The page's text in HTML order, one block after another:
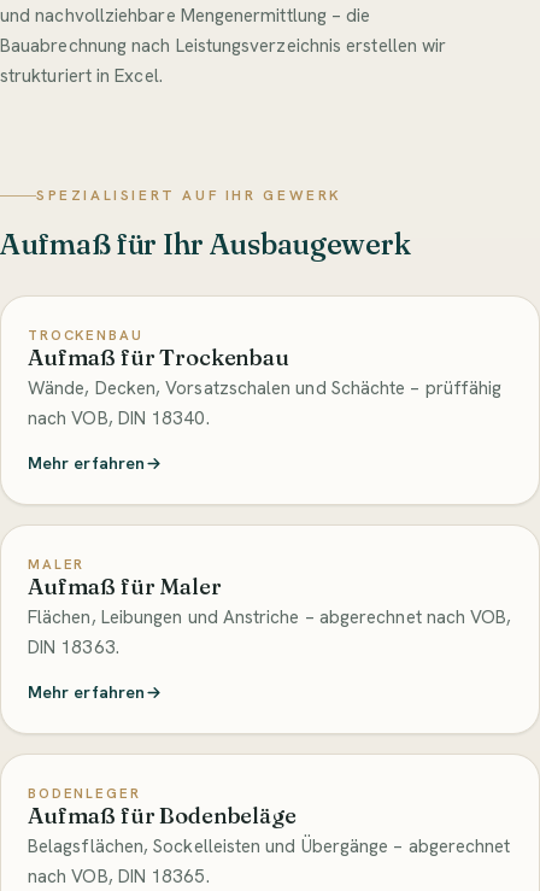
und nachvollziehbare Mengenermittlung – die
Bauabrechnung nach Leistungsverzeichnis erstellen wir
strukturiert in Excel.
SPEZIALISIERT AUF IHR GEWERK
Aufmaß für Ihr Ausbaugewerk
TROCKENBAU
Aufmaß für Trockenbau
Wände, Decken, Vorsatzschalen und Schächte – prüffähig
nach VOB, DIN 18340.
Mehr erfahren
MALER
Aufmaß für Maler
Flächen, Leibungen und Anstriche – abgerechnet nach VOB,
DIN 18363.
Mehr erfahren
BODENLEGER
Aufmaß für Bodenbeläge
Belagsflächen, Sockelleisten und Übergänge – abgerechnet
nach VOB, DIN 18365.